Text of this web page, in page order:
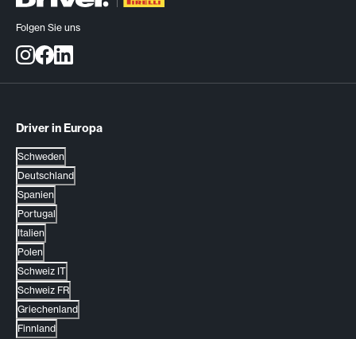
Folgen Sie uns
Driver in Europa
Schweden
Deutschland
Spanien
Portugal
Italien
Polen
Schweiz IT
Schweiz FR
Griechenland
Finnland